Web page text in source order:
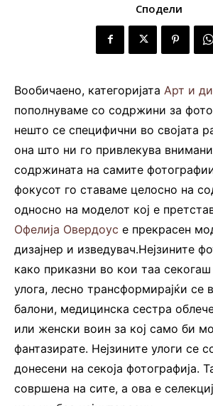
Сподели
Вообичаено, категоријата Арт и
пополнуваме со содржини за
нешто се специфични во својата
она што ни го привлекува
содржината на самите
фокусот го ставаме целосно на
односно на моделот кој е
Офелија Овердоус е прекрасен
дизајнер и изведувач.Нејзините
како приказни во кои таа
улога, лесно трансформирајќи се
балони, медицинска сестра
или женски воин за кој само би
фантазирате. Нејзините улоги се
донесени на секоја фотографија.
совршена на сите, а ова е